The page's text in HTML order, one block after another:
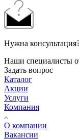
Нужна
Наши специалисты
Задать вопрос
Каталог
Акции
Услуги
Компания
О компании
Вакансии